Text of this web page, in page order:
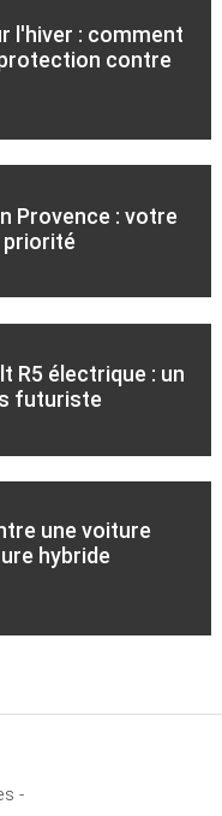
l'hiver : comment
contre
Provence : votre
R5 électrique : un
futuriste
une voiture
hybride
-